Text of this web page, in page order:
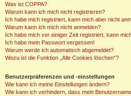
Was ist COPPA?
Warum kann ich mich nicht registrieren?
Ich habe mich registriert, kann mich aber nicht
Warum kann ich mich nicht anmelden?
Ich habe mich vor einiger Zeit registriert, kann
Ich habe mein Passwort vergessen!
Warum werde ich automatisch abgemeldet?
Wozu ist die Funktion „Alle Cookies löschen“?
Benutzerpräferenzen und -einstellungen
Wie kann ich meine Einstellungen ändern?
Wie kann ich verhindern, dass mein